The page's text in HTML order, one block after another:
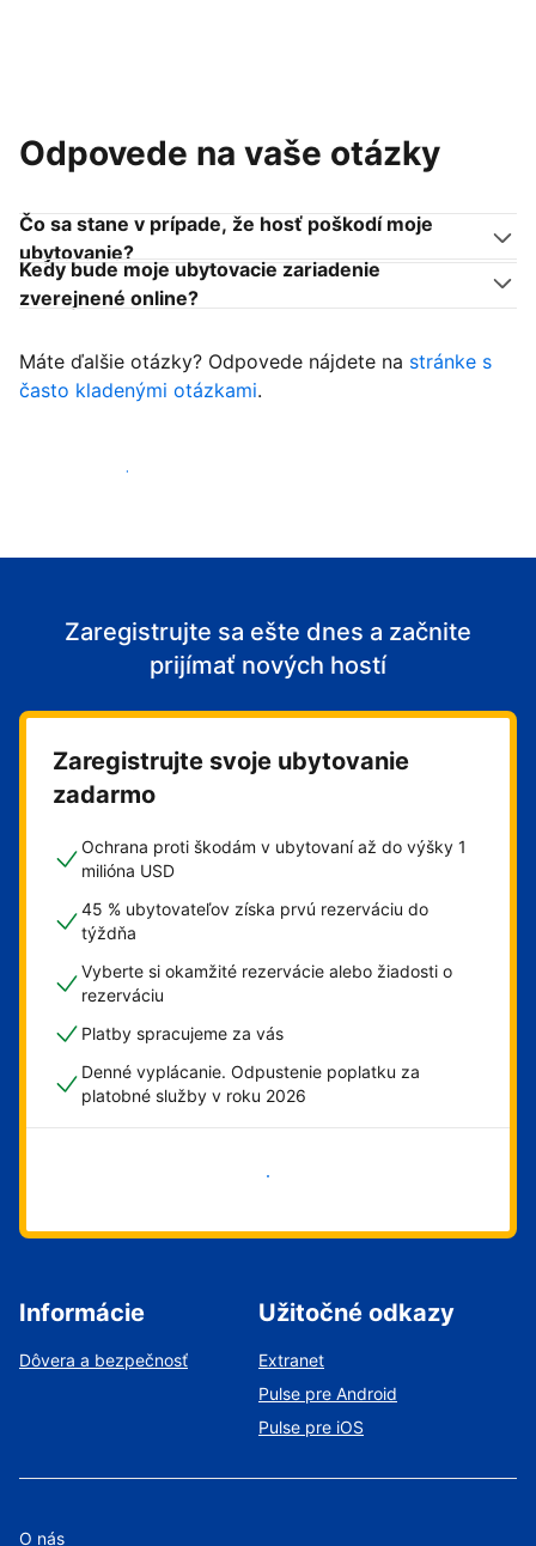
Odpovede na vaše otázky
Čo sa stane v prípade, že hosť poškodí moje
ubytovanie?
Kedy bude moje ubytovacie zariadenie
zverejnené online?
Máte ďalšie otázky? Odpovede nájdete na stránke s
často kladenými otázkami.
Začať prijímať hostí
Zaregistrujte sa ešte dnes a začnite
prijímať nových hostí
Zaregistrujte svoje ubytovanie
zadarmo
Ochrana proti škodám v ubytovaní až do výšky 1
milióna USD
45 % ubytovateľov získa prvú rezerváciu do
týždňa
Vyberte si okamžité rezervácie alebo žiadosti o
rezerváciu
Platby spracujeme za vás
Denné vyplácanie. Odpustenie poplatku za
platobné služby v roku 2026
Informácie
Dôvera a bezpečnosť
Užitočné odkazy
Extranet
Pulse pre Android
Pulse pre iOS
O nás